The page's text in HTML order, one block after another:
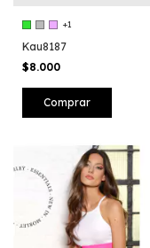
+1
Kau8187
$8.000
Comprar